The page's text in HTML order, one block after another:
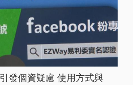
發個資疑慮 使用方式與